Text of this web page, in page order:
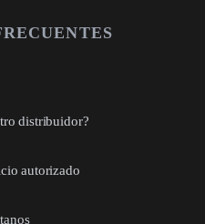
distribuidor?
autorizado